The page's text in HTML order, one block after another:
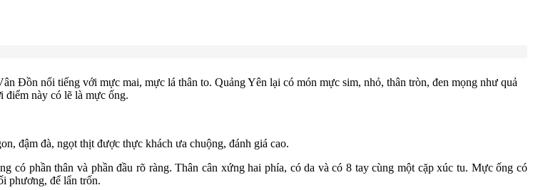
Đồn nổi tiếng với mực mai, mực lá thân to. Quảng Yên lại có món mực sim, nhỏ, thân tròn, đen mọng như quả
này có lẽ là mực ống.
đậm đà, ngọt thịt được thực khách ưa chuộng, đánh giá cao.
có phần thân và phần đầu rõ ràng. Thân cân xứng hai phía, có da và có 8 tay cùng một cặp xúc tu. Mực ống có
phương, để lẩn trốn.